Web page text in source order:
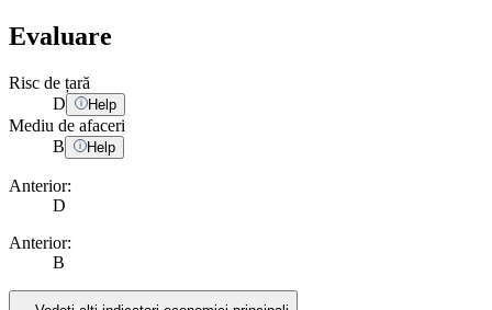
Evaluare
Risc de țară
D
Help
Mediu de afaceri
B
Help
Anterior:
D
Anterior:
B